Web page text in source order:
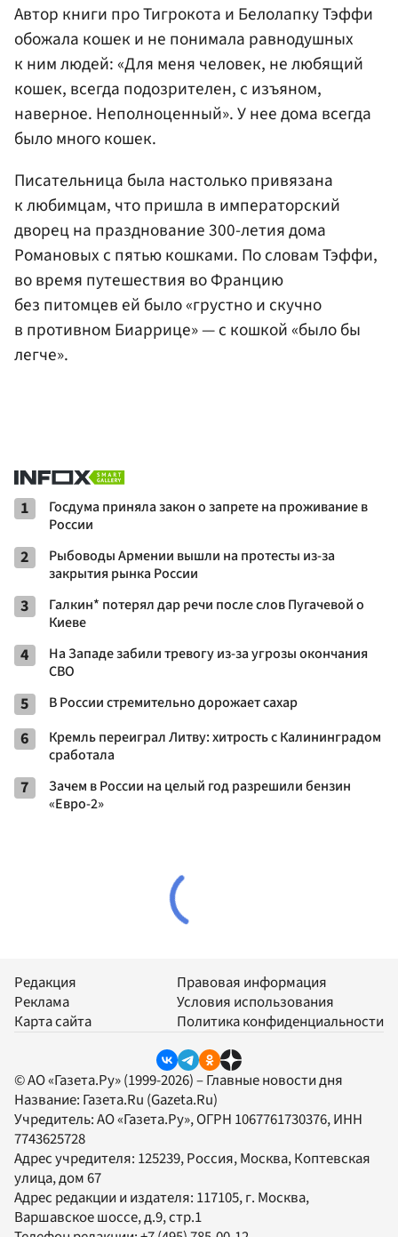
Автор книги про Тигрокота и Белолапку Тэффи
обожала кошек и не понимала равнодушных
к ним людей: «Для меня человек, не любящий
кошек, всегда подозрителен, с изъяном,
наверное. Неполноценный». У нее дома всегда
было много кошек.
Писательница была настолько привязана
к любимцам, что пришла в императорский
дворец на празднование 300-летия дома
Романовых с пятью кошками. По словам Тэффи,
во время путешествия во Францию
без питомцев ей было «грустно и скучно
в противном Биаррице» — с кошкой «было бы
легче».
1
Госдума приняла закон о запрете на проживание в
России
2
Рыбоводы Армении вышли на протесты из-за
закрытия рынка России
3
Галкин* потерял дар речи после слов Пугачевой о
Киеве
4
На Западе забили тревогу из-за угрозы окончания
СВО
5 В России стремительно дорожает сахар
6
Кремль переиграл Литву: хитрость с Калининградом
сработала
7
Зачем в России на целый год разрешили бензин
«Евро-2»
Редакция
Реклама
Карта сайта
Правовая информация
Условия использования
Политика конфиденциальности
© АО «Газета.Ру» (1999-2026) – Главные новости дня
Название: Газета.Ru (Gazeta.Ru)
Учредитель:АО «Газета.Ру», ОГРН 1067761730376, ИНН
7743625728
Адрес учредителя: 125239, Россия, Москва, Коптевская
улица, дом 67
Адрес редакции и издателя: 117105, г. Москва,
Варшавское шоссе, д.9, стр.1